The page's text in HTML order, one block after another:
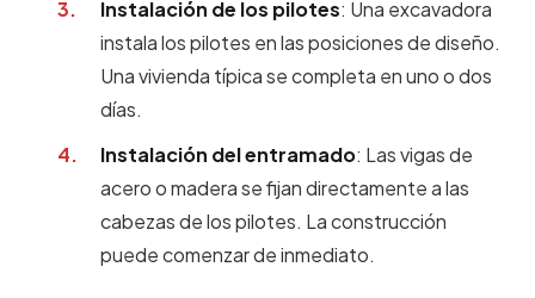
Instalación de los pilotes: Una excavadora
instala los pilotes en las posiciones de diseño.
Una vivienda típica se completa en uno o dos
días.
Instalación del entramado: Las vigas de
acero o madera se fijan directamente a las
cabezas de los pilotes. La construcción
puede comenzar de inmediato.